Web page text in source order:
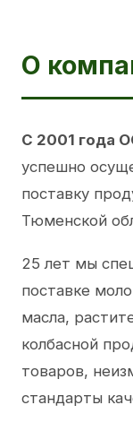
О
С 2001 года
успешно
поставку
Тюменской
25 лет мы
поставке
масла,
колбасной
товаров,
стандарты